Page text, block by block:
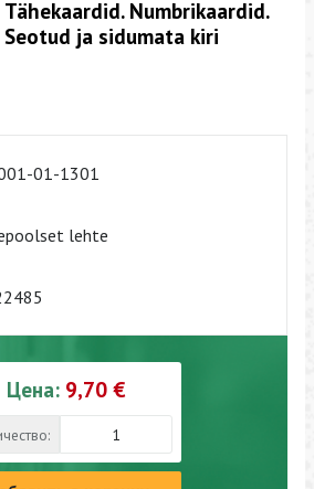
Tähekaardid. Numbrikaardid.
Seotud ja sidumata kiri
01-1301
lehte
Цена: 9,70 €